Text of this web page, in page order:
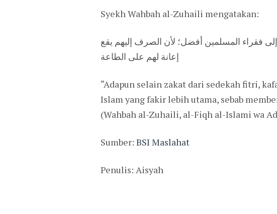
Syekh Wahbah al-Zuhaili mengatakan:
فقراء المسلمين أفضل؛ لأن الصرف إليهم يقع
إعانة لهم على الطاعة
“Adapun selain zakat dari sedekah fitri,
Islam yang fakir lebih utama, sebab
(Wahbah al-Zuhaili, al-Fiqh al-Islami wa
Sumber: BSI Maslahat
Penulis: Aisyah